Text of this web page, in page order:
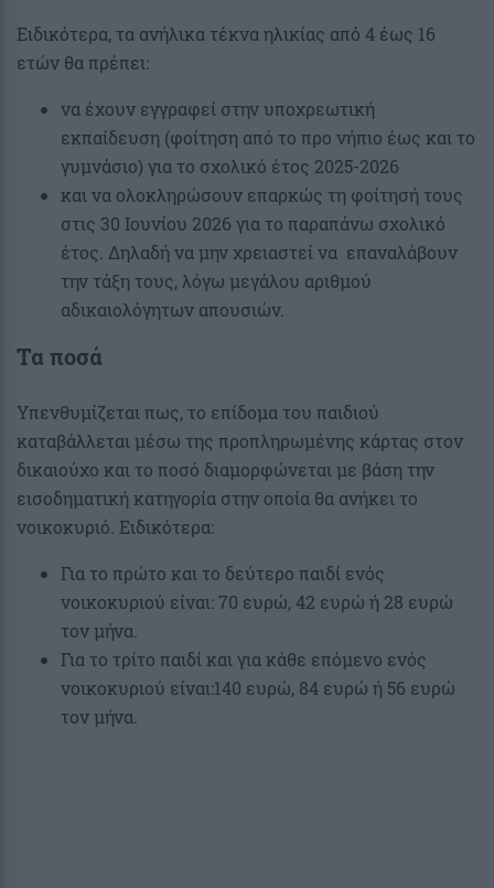
Ειδικότερα, τα ανήλικα τέκνα ηλικίας από 4 έως 16
ετών θα πρέπει:
να έχουν εγγραφεί στην υποχρεωτική
εκπαίδευση (φοίτηση από το προ νήπιο έως και το
γυμνάσιο) για το σχολικό έτος 2025-2026
και να ολοκληρώσουν επαρκώς τη φοίτησή τους
στις 30 Ιουνίου 2026 για το παραπάνω σχολικό
έτος. Δηλαδή να μην χρειαστεί να επαναλάβουν
την τάξη τους, λόγω μεγάλου αριθμού
αδικαιολόγητων απουσιών.
Τα ποσά
Υπενθυμίζεται πως, το επίδομα του παιδιού
καταβάλλεται μέσω της προπληρωμένης κάρτας στον
δικαιούχο και το ποσό διαμορφώνεται με βάση την
εισοδηματική κατηγορία στην οποία θα ανήκει το
νοικοκυριό. Ειδικότερα:
Για το πρώτο και το δεύτερο παιδί ενός
νοικοκυριού είναι: 70 ευρώ, 42 ευρώ ή 28 ευρώ
τον μήνα.
Για το τρίτο παιδί και για κάθε επόμενο ενός
νοικοκυριού είναι:140 ευρώ, 84 ευρώ ή 56 ευρώ
τον μήνα.